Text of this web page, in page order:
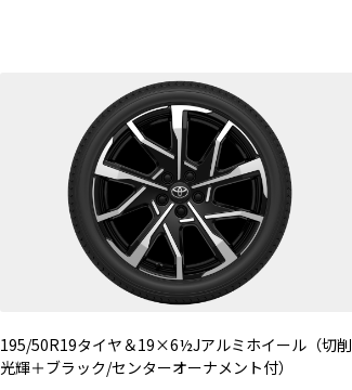
195/50R19タイヤ＆19×6½Jアルミホイール（切削
光輝＋ブラック/センターオーナメント付）